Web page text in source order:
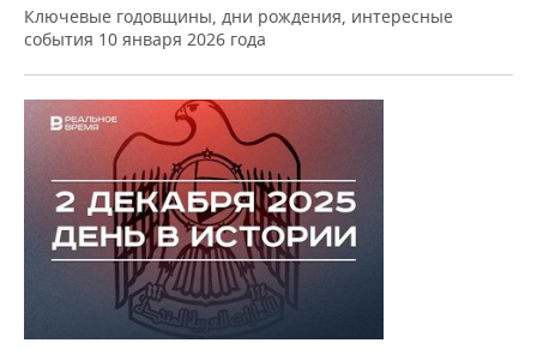
Ключевые годовщины, дни рождения, интересные
события 10 января 2026 года